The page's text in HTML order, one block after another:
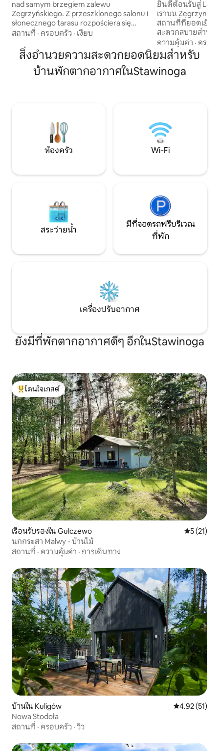
nad samym brzegiem zalewu
Zegrzyńskiego. Z przeszklonego salonu i
słonecznego tarasu rozpościera się
piękny widok na zieleń i taflę wody. To
miasta. Życie toczy się własnym
tempem i jest doskonałą odskocznią od
miejskiego pędu. Tu można cieszyć
สถานที่ · ครอบครัว · เงียบ
ยินดีต้อนรับสู่ Lake
เราบน Zegrzyn
สถานที่ที่ยอดเยี่ย
สะดวกสบายสำหรั
บรรยากาศดีของเ
แรก มีวิวที่งดงาม
เยี่ยมในทุกวัน สำหรับผู้เข้าพักของเรา มี
ระเบียงไม้ เก้าอี้อ
มองโกเลีย และอ่
ความคุ้มค่า · ครอบ
สิ่งอำนวยความสะดวกยอดนิยมสำหรับ
บ้านพักตากอากาศในStawinoga
ห้องครัว Wi-Fi
สระว่ายน้ำ
มีที่จอดรถฟรีบริเวณ
ที่พัก
เครื่องปรับอากาศ
ยังมีที่พักตากอากาศดีๆ อีกในStawinoga
โดนใจเกสต์ที่สุด
โดนใจเกสต์
เรือนรับรองใน Gulczewo คะแนนเฉลี่
5 (21)
นกกระสา Malwy - บ้านไม้
สถานที่ · ความคุ้มค่า · การเดินทาง
บ้านใน Kuligów คะแนนเฉลี่ย
4.92 (51)
Nowa Stodoła
สถานที่ · ครอบครัว · วิว